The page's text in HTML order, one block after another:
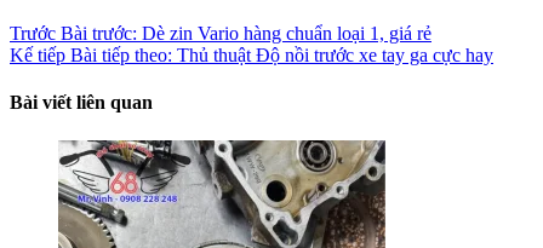
Trước Bài trước: Dè zin Vario hàng chuẩn loại 1, giá rẻ
Kế tiếp Bài tiếp theo: Thủ thuật Độ nồi trước xe tay ga cực hay
Bài viết liên quan